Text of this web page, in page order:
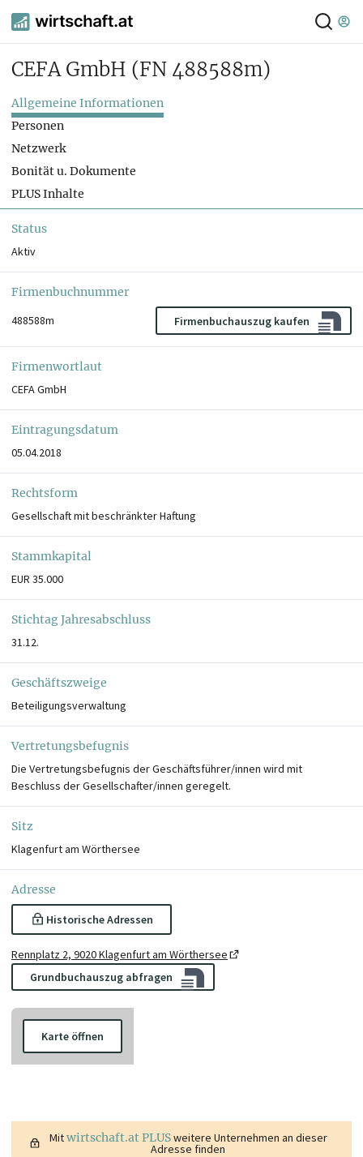
CEFA GmbH (FN 488588m)
Allgemeine Informationen
Personen
Netzwerk
Bonität u. Dokumente
PLUS Inhalte
Status
Aktiv
Firmenbuchnummer
488588m
Firmenbuchauszug kaufen
Firmenwortlaut
CEFA GmbH
Eintragungsdatum
05.04.2018
Rechtsform
Gesellschaft mit beschränkter Haftung
Stammkapital
EUR 35.000
Stichtag Jahresabschluss
31.12.
Geschäftszweige
Beteiligungsverwaltung
Vertretungsbefugnis
Die Vertretungsbefugnis der Geschäftsführer/innen wird mit
Beschluss der Gesellschafter/innen geregelt.
Sitz
Klagenfurt am Wörthersee
Adresse
Historische Adressen
Rennplatz 2, 9020 Klagenfurt am Wörthersee
Grundbuchauszug abfragen
Karte öffnen
Mitwirtschaft.at PLUSweitere Unternehmen an dieser
Adresse finden